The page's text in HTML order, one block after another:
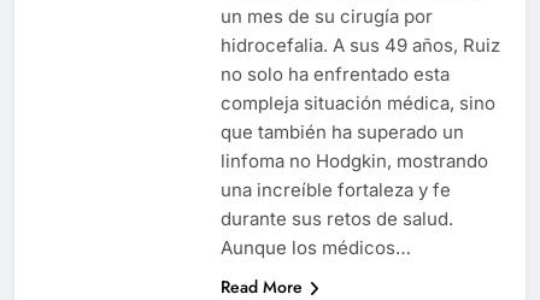
un mes de su cirugía por
hidrocefalia. A sus 49 años, Ruiz
no solo ha enfrentado esta
compleja situación médica, sino
que también ha superado un
linfoma no Hodgkin, mostrando
una increíble fortaleza y fe
durante sus retos de salud.
Aunque los médicos…
Read More